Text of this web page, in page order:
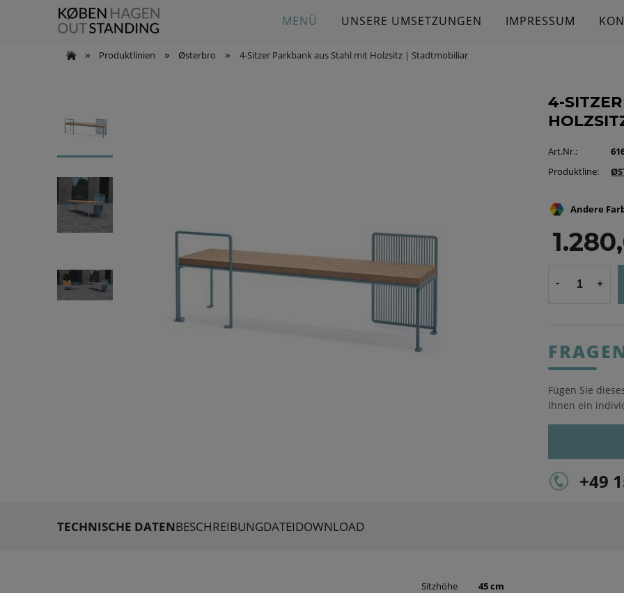
MENÜ UNSERE UMSETZUNGEN IMPRESSUM
» Produktlinien » Østerbro » 4-Sitzer Parkbank aus Stahl mit Holzsitz | Stadtmobiliar
4-
Art.Nr.:
Produktline:
Andere
+
-
Fügen Sie
Ihnen ein
+49
TECHNISCHE DATENBESCHREIBUNGDATEIDOWNLOAD
Sitzhöhe 45 cm